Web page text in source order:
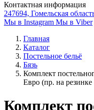
Контактная информация
247694, Гомельская
Мы в Instagram Мы в Viber
Главная
Каталог
Постельное бельё
Бязь
Комплект
Евро (пр. на
Комплект